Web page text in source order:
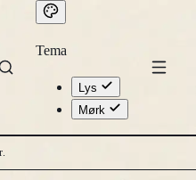
Tema
Lys
Mørk